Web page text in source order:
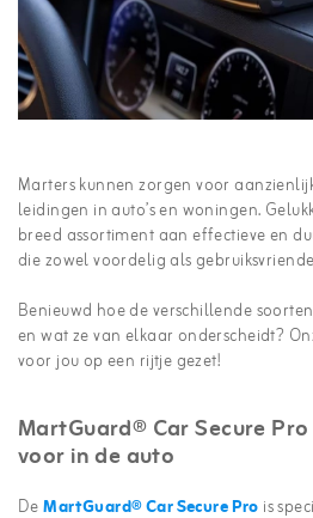
Marters kunnen zorgen voor
leidingen in auto’s en woningen.
breed assortiment aan effectieve en
die zowel voordelig als
Benieuwd hoe de verschillende
en wat ze van elkaar onderscheidt?
voor jou op een rijtje gezet!
MartGuard® Car Secure
voor in de auto
DeMartGuard® Car Secure Pro is